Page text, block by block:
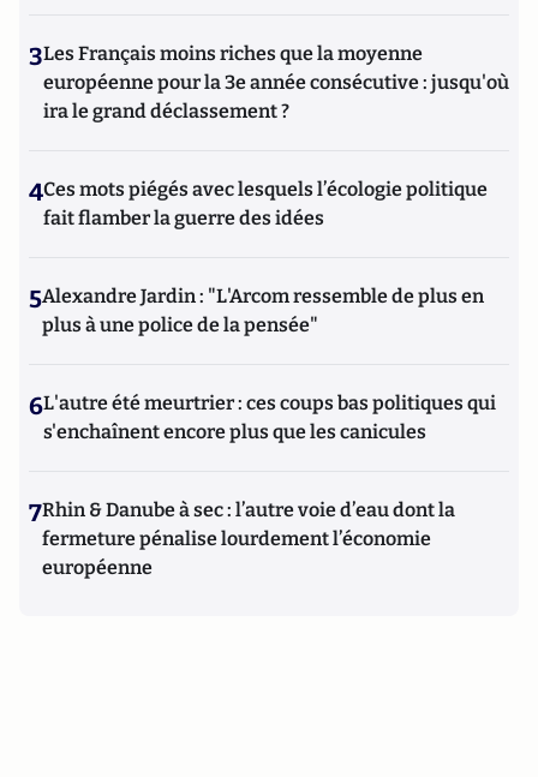
3Les Français moins riches que la moyenne
européenne pour la 3e année consécutive : jusqu'où
ira le grand déclassement ?
4Ces mots piégés avec lesquels l’écologie politique
fait flamber la guerre des idées
5Alexandre Jardin : "L'Arcom ressemble de plus en
plus à une police de la pensée"
6L'autre été meurtrier : ces coups bas politiques qui
s'enchaînent encore plus que les canicules
7Rhin & Danube à sec : l’autre voie d’eau dont la
fermeture pénalise lourdement l’économie
européenne